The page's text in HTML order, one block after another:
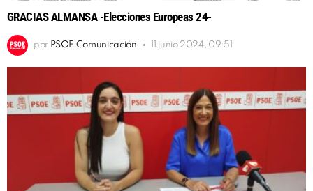
GRACIAS ALMANSA -Elecciones Europeas 24-
por PSOE Comunicación 11 junio 2024, 09:51